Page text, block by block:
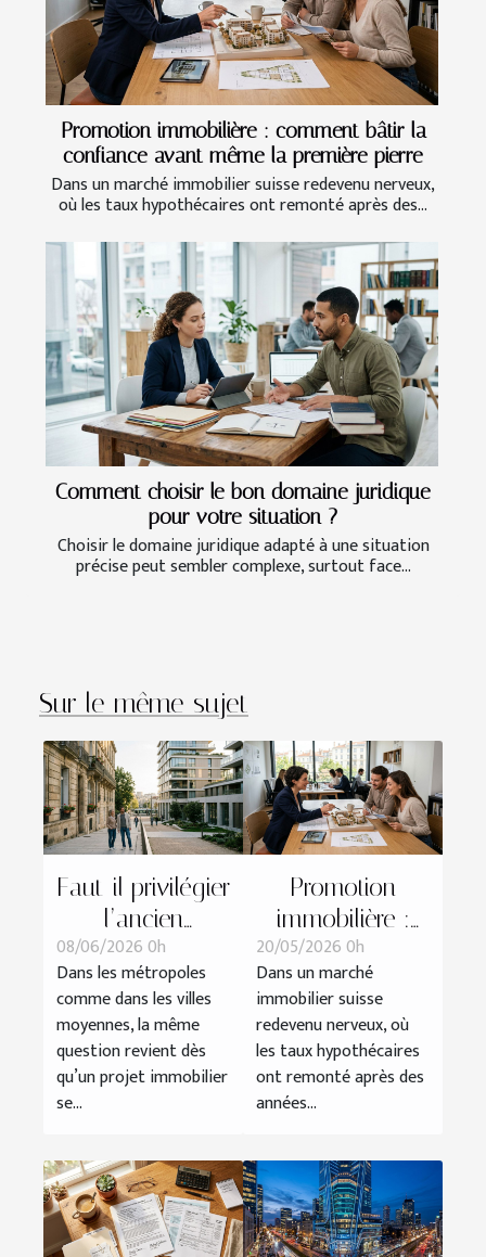
Promotion immobilière : comment bâtir la
confiance avant même la première pierre
Dans un marché immobilier suisse redevenu nerveux,
où les taux hypothécaires ont remonté après des...
Comment choisir le bon domaine juridique
pour votre situation ?
Choisir le domaine juridique adapté à une situation
précise peut sembler complexe, surtout face...
Sur le même sujet
Faut-il privilégier
l’ancien
réhabilité ou le
neuf dans les
villes en
mutation ?
08/06/2026 0h
Dans les métropoles
comme dans les villes
moyennes, la même
question revient dès
qu’un projet immobilier
se...
Promotion
immobilière :
comment bâtir
la confiance
avant même la
première pierre
20/05/2026 0h
Dans un marché
immobilier suisse
redevenu nerveux, où
les taux hypothécaires
ont remonté après des
années...